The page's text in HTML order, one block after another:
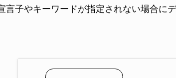
子やキーワードが指定されない場合に